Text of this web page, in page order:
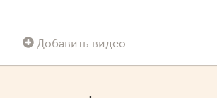
Добавить видео